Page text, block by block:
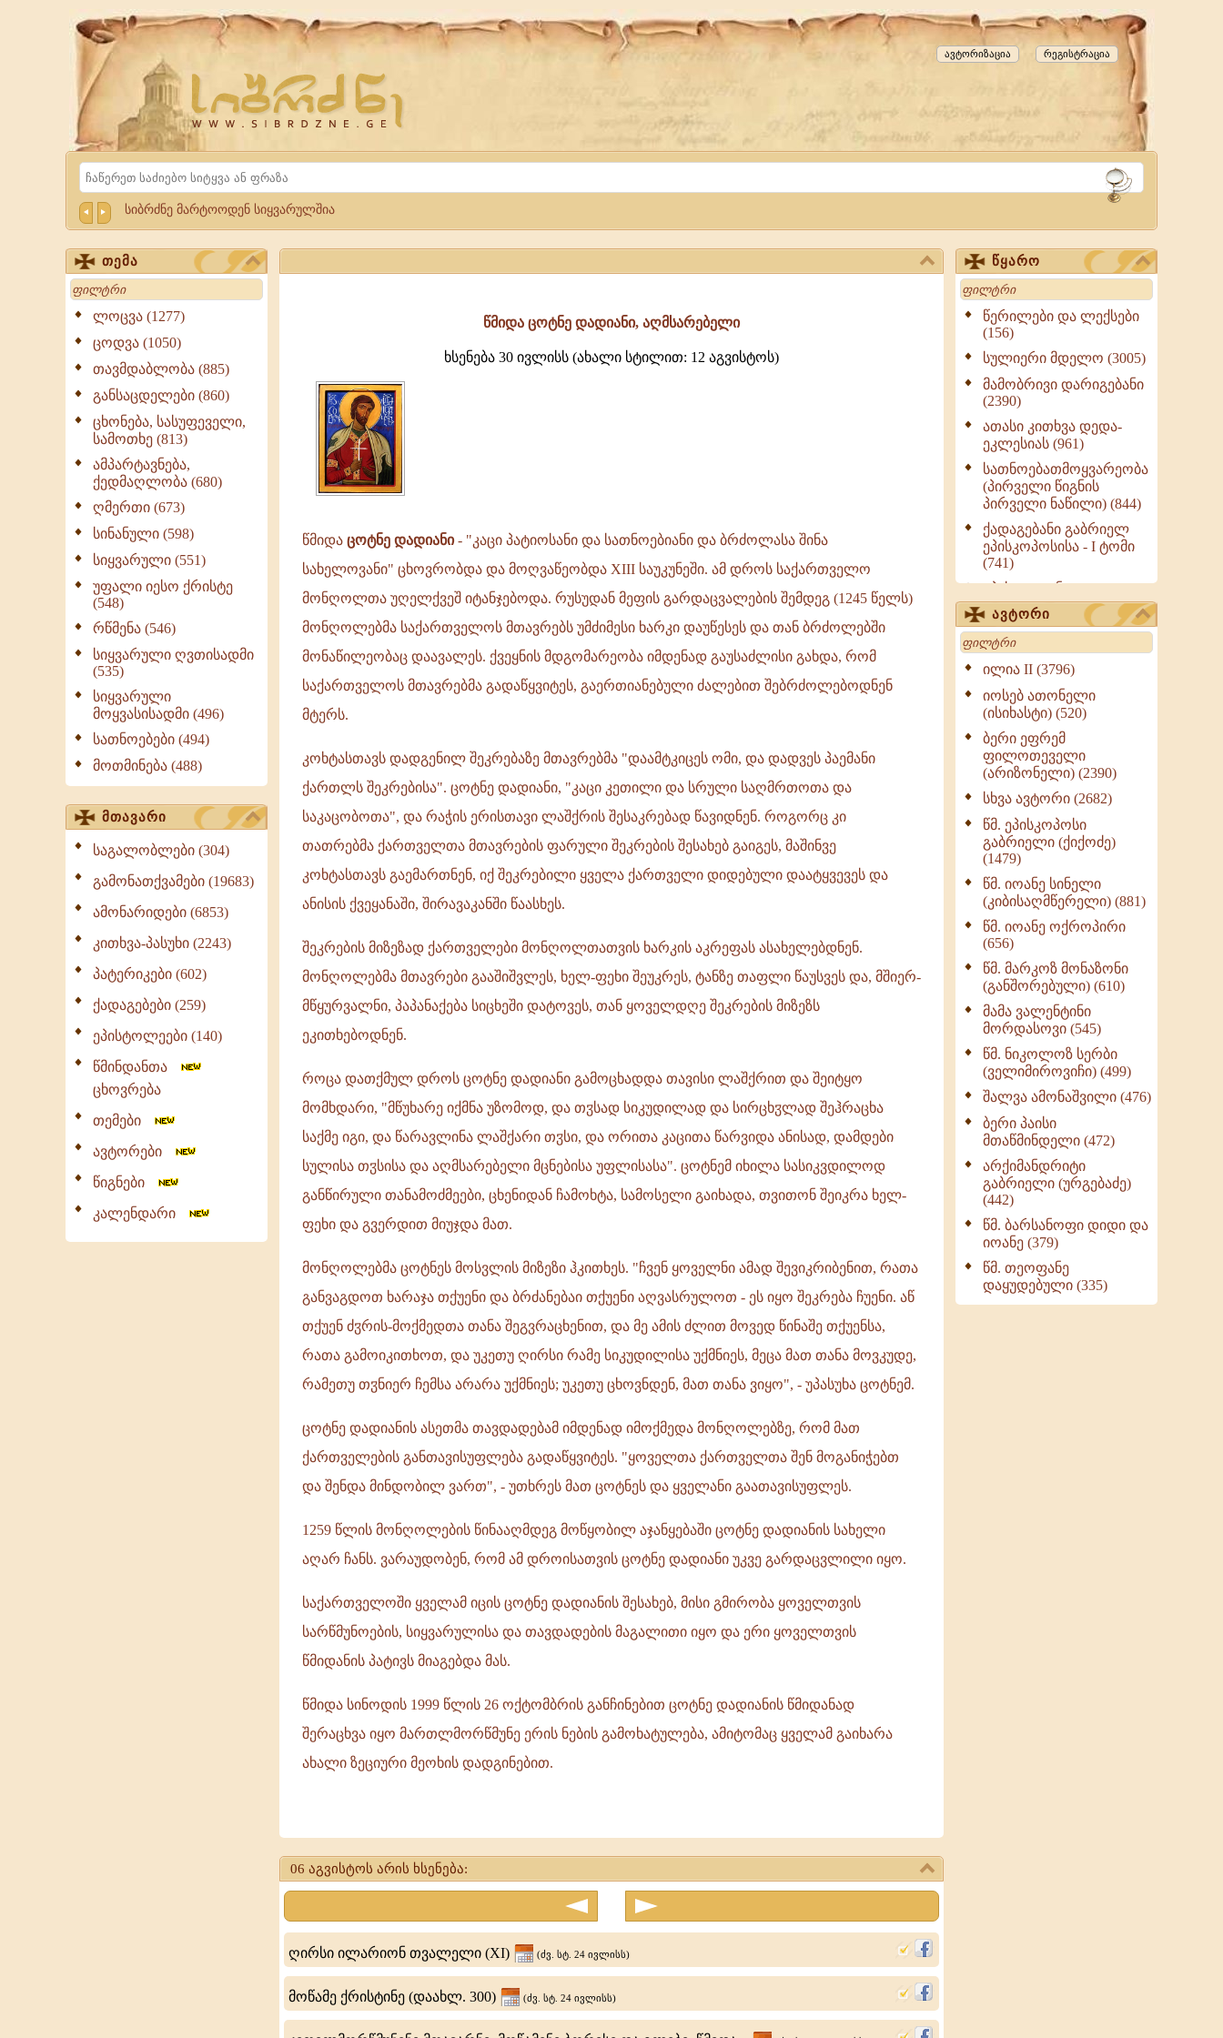
Website
Sibrdzne.ge
რეგისტრაცია
ავტორიზაცია
Search
სიბრძნე მარტოოდენ სიყვარულშია
თემა
Search
ლოცვა (1277)
ცოდვა (1050)
თავმდაბლობა (885)
განსაცდელები (860)
ცხონება, სასუფეველი,
სამოთხე (813)
ამპარტავნება,
ქედმაღლობა (680)
ღმერთი (673)
სინანული (598)
სიყვარული (551)
უფალი იესო ქრისტე
(548)
რწმენა (546)
სიყვარული ღვთისადმი
(535)
სიყვარული
მოყვასისადმი (496)
სათნოებები (494)
მოთმინება (488)
მთავარი
საგალობლები (304)
გამონათქვამები (19683)
ამონარიდები (6853)
კითხვა-პასუხი (2243)
პატერიკები (602)
ქადაგებები (259)
ეპისტოლეები (140)
წმინდანთა
ცხოვრება
თემები
ავტორები
წიგნები
კალენდარი
წმიდა ცოტნე დადიანი, აღმსარებელი
ხსენება 30 ივლისს (ახალი სტილით: 12 აგვისტოს)
წმიდა ცოტნე დადიანი- "კაცი პატიოსანი და სათნოებიანი და ბრძოლასა შინა
სახელოვანი" ცხოვრობდა და მოღვაწეობდა XIII საუკუნეში. ამ დროს საქართველო
მონღოლთა უღელქვეშ იტანჯებოდა. რუსუდან მეფის გარდაცვალების შემდეგ (1245 წელს)
მონღოლებმა საქართველოს მთავრებს უმძიმესი ხარკი დაუწესეს და თან ბრძოლებში
მონაწილეობაც დაავალეს. ქვეყნის მდგომარეობა იმდენად გაუსაძლისი გახდა, რომ
საქართველოს მთავრებმა გადაწყვიტეს, გაერთიანებული ძალებით შებრძოლებოდნენ
მტერს.
კოხტასთავს დადგენილ შეკრებაზე მთავრებმა "დაამტკიცეს ომი, და დადვეს პაემანი
ქართლს შეკრებისა". ცოტნე დადიანი, "კაცი კეთილი და სრული საღმრთოთა და
საკაცობოთა", და რაჭის ერისთავი ლაშქრის შესაკრებად წავიდნენ. როგორც კი
თათრებმა ქართველთა მთავრების ფარული შეკრების შესახებ გაიგეს, მაშინვე
კოხტასთავს გაემართნენ, იქ შეკრებილი ყველა ქართველი დიდებული დაატყვევეს და
ანისის ქვეყანაში, შირავაკანში წაასხეს.
შეკრების მიზეზად ქართველები მონღოლთათვის ხარკის აკრეფას ასახელებდნენ.
მონღოლებმა მთავრები გააშიშვლეს, ხელ-ფეხი შეუკრეს, ტანზე თაფლი წაუსვეს და, მშიერ-
მწყურვალნი, პაპანაქება სიცხეში დატოვეს, თან ყოველდღე შეკრების მიზეზს
ეკითხებოდნენ.
როცა დათქმულ დროს ცოტნე დადიანი გამოცხადდა თავისი ლაშქრით და შეიტყო
მომხდარი, "მწუხარე იქმნა უზომოდ, და თჳსად სიკუდილად და სირცხჳლად შეჰრაცხა
საქმე იგი, და წარავლინა ლაშქარი თჳსი, და ორითა კაცითა წარვიდა ანისად, დამდები
სულისა თჳსისა და აღმსარებელი მცნებისა უფლისასა". ცოტნემ იხილა სასიკვდილოდ
განწირული თანამოძმეები, ცხენიდან ჩამოხტა, სამოსელი გაიხადა, თვითონ შეიკრა ხელ-
ფეხი და გვერდით მიუჯდა მათ.
მონღოლებმა ცოტნეს მოსვლის მიზეზი ჰკითხეს. "ჩვენ ყოველნი ამად შევიკრიბენით, რათა
განვაგდოთ ხარაჯა თქუენი და ბრძანებაი თქუენი აღვასრულოთ - ეს იყო შეკრება ჩუენი. აწ
თქუენ ძჳრის-მოქმედთა თანა შეგვრაცხენით, და მე ამის ძლით მოვედ წინაშე თქუენსა,
რათა გამოიკითხოთ, და უკეთუ ღირსი რამე სიკუდილისა უქმნიეს, მეცა მათ თანა მოვკუდე,
რამეთუ თჳნიერ ჩემსა არარა უქმნიეს; უკეთუ ცხოვნდენ, მათ თანა ვიყო", - უპასუხა ცოტნემ.
ცოტნე დადიანის ასეთმა თავდადებამ იმდენად იმოქმედა მონღოლებზე, რომ მათ
ქართველების განთავისუფლება გადაწყვიტეს. "ყოველთა ქართველთა შენ მოგანიჭებთ
და შენდა მინდობილ ვართ", - უთხრეს მათ ცოტნეს და ყველანი გაათავისუფლეს.
1259 წლის მონღოლების წინააღმდეგ მოწყობილ აჯანყებაში ცოტნე დადიანის სახელი
აღარ ჩანს. ვარაუდობენ, რომ ამ დროისათვის ცოტნე დადიანი უკვე გარდაცვლილი იყო.
საქართველოში ყველამ იცის ცოტნე დადიანის შესახებ, მისი გმირობა ყოველთვის
სარწმუნოების, სიყვარულისა და თავდადების მაგალითი იყო და ერი ყოველთვის
წმიდანის პატივს მიაგებდა მას.
წმიდა სინოდის 1999 წლის 26 ოქტომბრის განჩინებით ცოტნე დადიანის წმიდანად
შერაცხვა იყო მართლმორწმუნე ერის ნების გამოხატულება, ამიტომაც ყველამ გაიხარა
ახალი ზეციური მეოხის დადგინებით.
დადიანი,
06 აგვისტოს არის ხსენება:
ღირსი ილარიონ თვალელი (XI) (ძვ. სტ. 24 ივლისს)
მოწამე ქრისტინე (დაახლ. 300) (ძვ. სტ. 24 ივლისს)
წყარო
Search
წერილები და ლექსები
(156)
სულიერი მდელო (3005)
მამობრივი დარიგებანი
(2390)
ათასი კითხვა დედა-
ეკლესიას (961)
სათნოებათმოყვარეობა
(პირველი წიგნის
პირველი ნაწილი) (844)
ქადაგებანი გაბრიელ
ეპისკოპოსისა - I ტომი
(741)
ეპისტოლენი,
ქადაგებანი, სიტყვანი
(ნაწილი III) (723)
მოძღვრის ძალზე
სასარგებლო რჩევები
მრევლისათვის (545)
Wisdomge (514)
ქადაგებანი გაბრიელ
ეპისკოპოსისა - II ტომი
(370)
სულიერი ცხოვრების
სახელმძღვანელო -
ნაწილი II (369)
ღმერთი და ადამიანები
(287)
ბერის დიადემა (278)
მონაზვნური
გამოცდილების
ოთხი ასეული თავი
სიყვარულის შესახებ
(259)
ავტორი
Search
ილია II (3796)
იოსებ ათონელი
(ისიხასტი) (520)
ბერი ეფრემ
ფილოთეველი
(არიზონელი) (2390)
სხვა ავტორი (2682)
წმ. ეპისკოპოსი
გაბრიელი (ქიქოძე)
(1479)
წმ. იოანე სინელი
(კიბისაღმწერელი) (881)
წმ. იოანე ოქროპირი
(656)
წმ. მარკოზ მონაზონი
(განშორებული) (610)
მამა ვალენტინი
მორდასოვი (545)
წმ. ნიკოლოზ სერბი
(ველიმიროვიჩი) (499)
შალვა ამონაშვილი (476)
ბერი პაისი
მთაწმინდელი (472)
არქიმანდრიტი
გაბრიელი (ურგებაძე)
(442)
წმ. ბარსანოფი დიდი და
იოანე (379)
წმ. თეოფანე
დაყუდებული (335)